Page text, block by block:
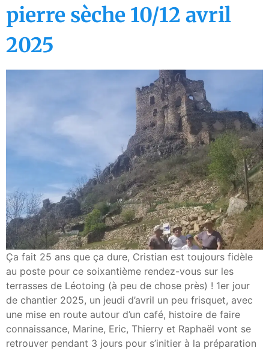
pierre sèche 10/12 avril
2025
Ça fait 25 ans que ça dure, Cristian est toujours fidèle
au poste pour ce soixantième rendez-vous sur les
terrasses de Léotoing (à peu de chose près) ! 1er jour
de chantier 2025, un jeudi d’avril un peu frisquet, avec
une mise en route autour d’un café, histoire de faire
connaissance, Marine, Eric, Thierry et Raphaël vont se
retrouver pendant 3 jours pour s’initier à la préparation